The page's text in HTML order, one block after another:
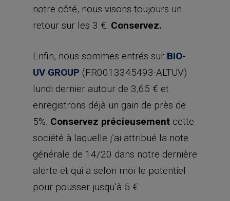
notre côté, nous visons toujours un
retour sur les 3 €. Conservez.
Enfin, nous sommes entrés sur BIO-
UV GROUP (FR0013345493-ALTUV)
lundi dernier autour de 3,65 € et
enregistrons déjà un gain de près de
5%. Conservez précieusement cette
société à laquelle j’ai attribué la note
générale de 14/20 dans notre dernière
alerte et qui a selon moi le potentiel
pour pousser jusqu’à 5 €.